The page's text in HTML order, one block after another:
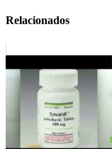
Relacionados